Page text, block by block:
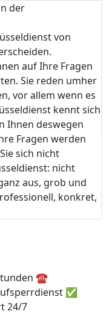
der
von
auf Ihre Fragen
Sie reden umher
vor allem wenn es
kennt sich
Ihnen deswegen
Fragen werden
sich nicht
nicht
aus, grob und
konkret,
☎️
✅
24/7